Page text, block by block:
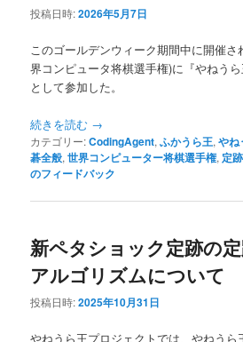
投稿日時:2026年5月7日
このゴールデンウィーク期間中に開催さ
界コンピュータ将棋選手権)に『やねう
として参加した。
続きを読む →
カテゴリー:CodingAgent,ふかうら王,やね
碁全般,世界コンピューター将棋選手権, 定
のフィードバック
新ペタショック定跡の
アルゴリズムについて
投稿日時:2025年10月31日
やねうら王プロジェクトでは、やねうら